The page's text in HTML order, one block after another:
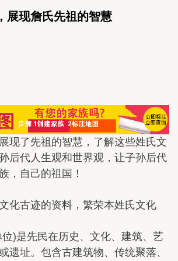
展现詹氏先祖的智慧
现了先祖的智慧，了解这些姓氏文
后代人生观和世界观，让子孙后代
，自己的祖国！
化古迹的资料，繁荣本姓氏文化
)是先民在历史、文化、建筑、艺
遗址。包含古建筑物、传统聚落、